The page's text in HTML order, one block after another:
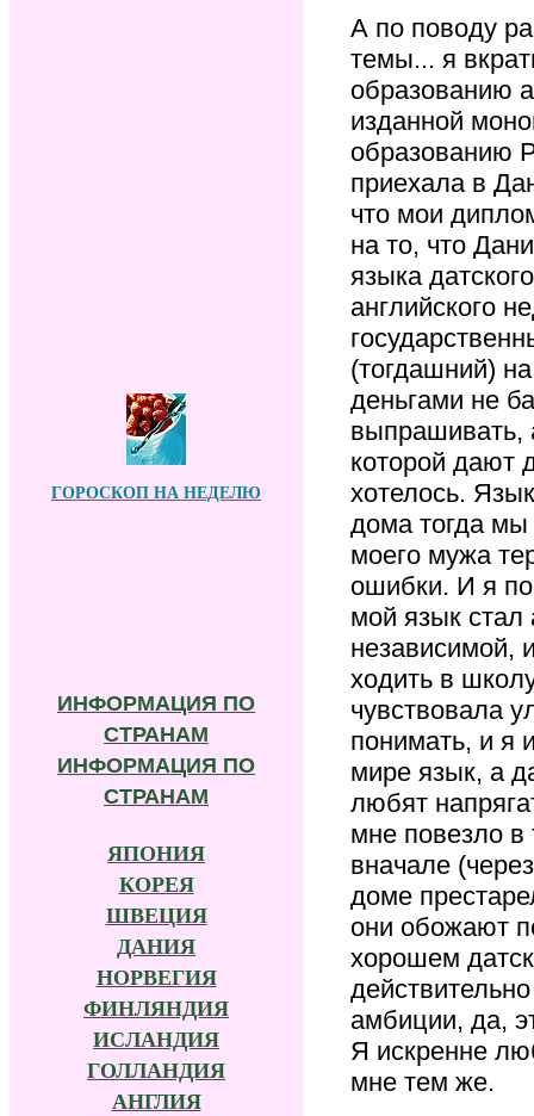
ГОРОСКОП НА НЕДЕЛЮ
ИНФОРМАЦИЯ ПО
СТРАНАМ
ИНФОРМАЦИЯ ПО
СТРАНАМ
ЯПОНИЯ
КОРЕЯ
ШВЕЦИЯ
ДАНИЯ
НОРВЕГИЯ
ФИНЛЯНДИЯ
ИСЛАНДИЯ
ГОЛЛАНДИЯ
АНГЛИЯ
А по поводу
темы... я
образованию
изданной
образованию
приехала в
что мои
на то, что
языка
английского
(тогдашний)
деньгами не
выпрашивать,
которой дают
хотелось.
дома тогда мы
моего мужа
ошибки. И я
мой язык
независимой,
ходить в
чувствовала
понимать, и я
мире язык, а
любят
мне повезло в
вначале
доме
они обожают
хорошем
амбиции, да,
Я искренне
мне тем же.